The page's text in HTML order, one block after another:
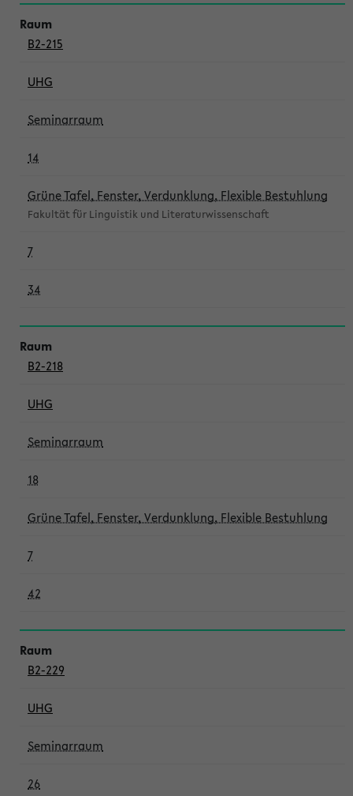
B2-215
UHG
Seminarraum
14
Grüne Tafel, Fenster, Verdunklung, Flexible Bestuhlung
Fakultät für Linguistik und Literaturwissenschaft
7
34
B2-218
UHG
Seminarraum
18
Grüne Tafel, Fenster, Verdunklung, Flexible Bestuhlung
7
42
B2-229
UHG
Seminarraum
26